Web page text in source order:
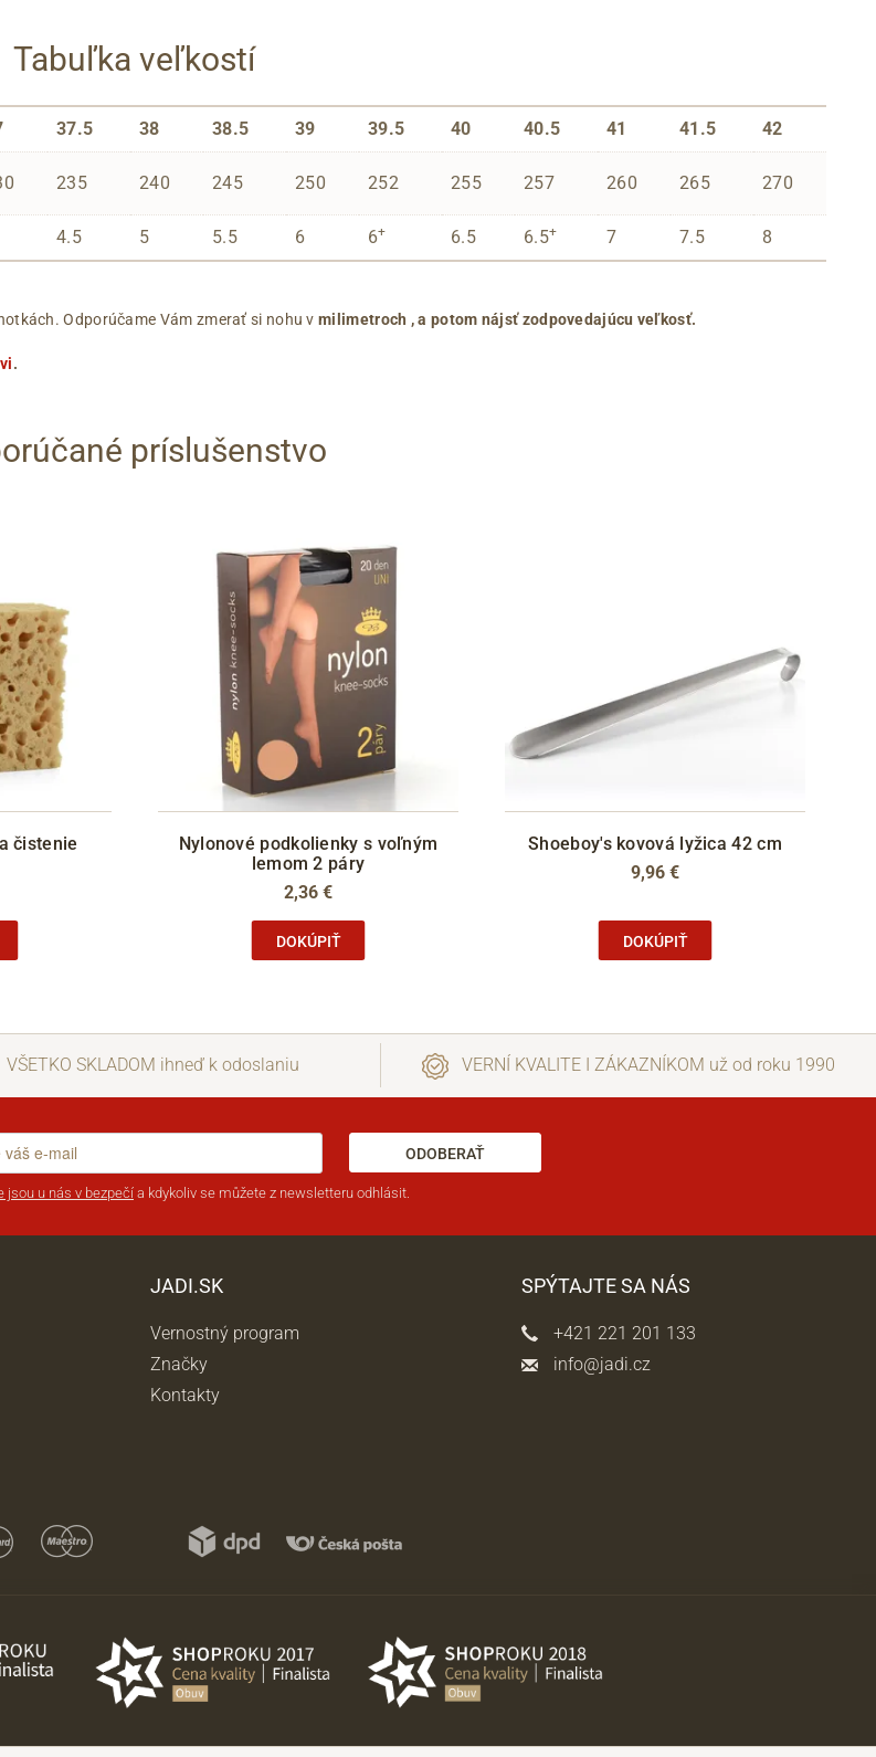
Tabuľka veľkostí
37.5 38 38.5 39 39.5 40 40.5 41 41.5 42
235 240 245 250 252 255 257 260 265 270
4.5 5 5.5 6 6+ 6.5 6.5+ 7 7.5 8
Odporúčame Vám zmerať si nohu vmilimetroch , a potom nájsť zodpovedajúcu veľkosť.
.
príslušenstvo
čistenie
Nylonové podkolienky s voľným
lemom 2 páry
2,36 €
DOKÚPIŤ
Shoeboy's kovová lyžica 42 cm
9,96 €
DOKÚPIŤ
VŠETKO SKLADOM ihneď k odoslaniu VERNÍ KVALITE I ZÁKAZNÍKOM už od roku 1990
ODOBERAŤ
jsou u nás v bezpečía kdykoliv se můžete z newsletteru odhlásit.
JADI.SK
Vernostný program
Značky
Kontakty
SPÝTAJTE SA NÁS
+421 221 201 133
info@jadi.cz